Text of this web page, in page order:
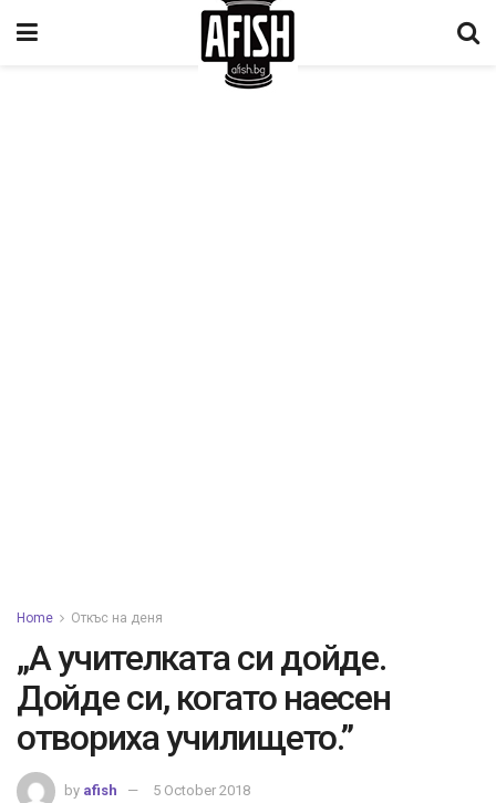
Home Откъс на деня
„А учителката си дойде.
Дойде си, когато наесен
отвориха училището.”
by afish 5 October 2018